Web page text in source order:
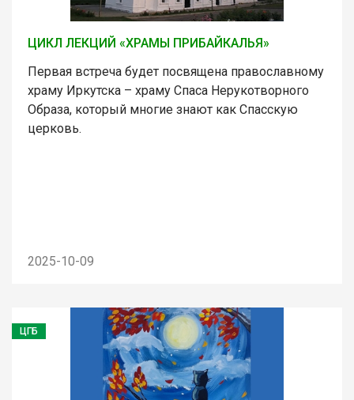
ЦИКЛ ЛЕКЦИЙ «ХРАМЫ ПРИБАЙКАЛЬЯ»
Первая встреча будет посвящена православному
храму Иркутска – храму Спаса Нерукотворного
Образа, который многие знают как Спасскую
церковь.
2025-10-09
ЦГБ